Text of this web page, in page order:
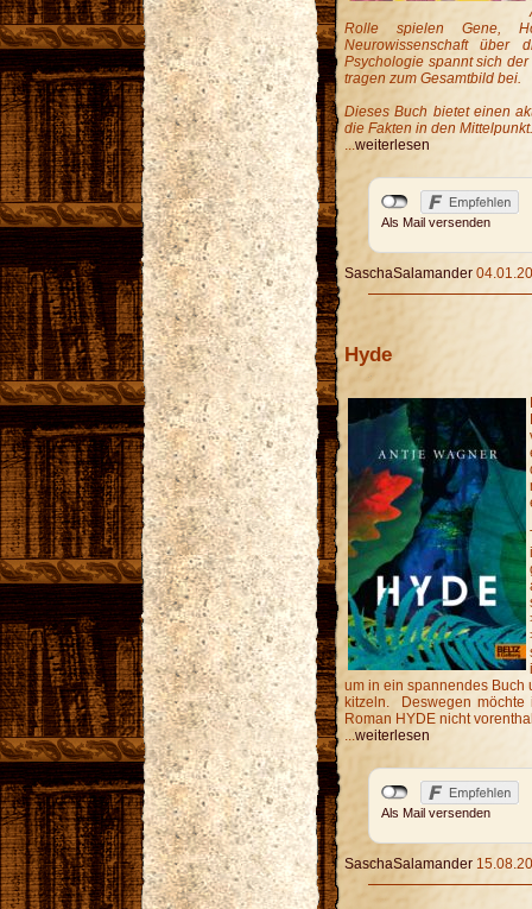
Rolle spielen Gene,
Neurowissenschaft über
Psychologie spannt sich
tragen zum Gesamtbild bei.
Dieses Buch bietet einen
die Fakten in den Mittelpunkt.
weiterlesen
Als Mail versenden
SaschaSalamander
Hyde
um in ein spannendes Buch
kitzeln. Deswegen
Roman HYDE nicht
...weiterlesen
Als Mail versenden
SaschaSalamander